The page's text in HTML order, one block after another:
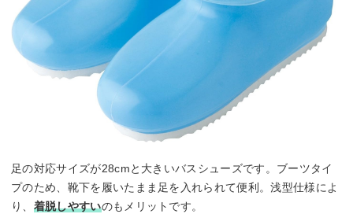
足の対応サイズが28cmと大きいバスシューズです。ブーツタイ
プのため、靴下を履いたまま足を入れられて便利。浅型仕様によ
り、 着脱しやすいのもメリットです。